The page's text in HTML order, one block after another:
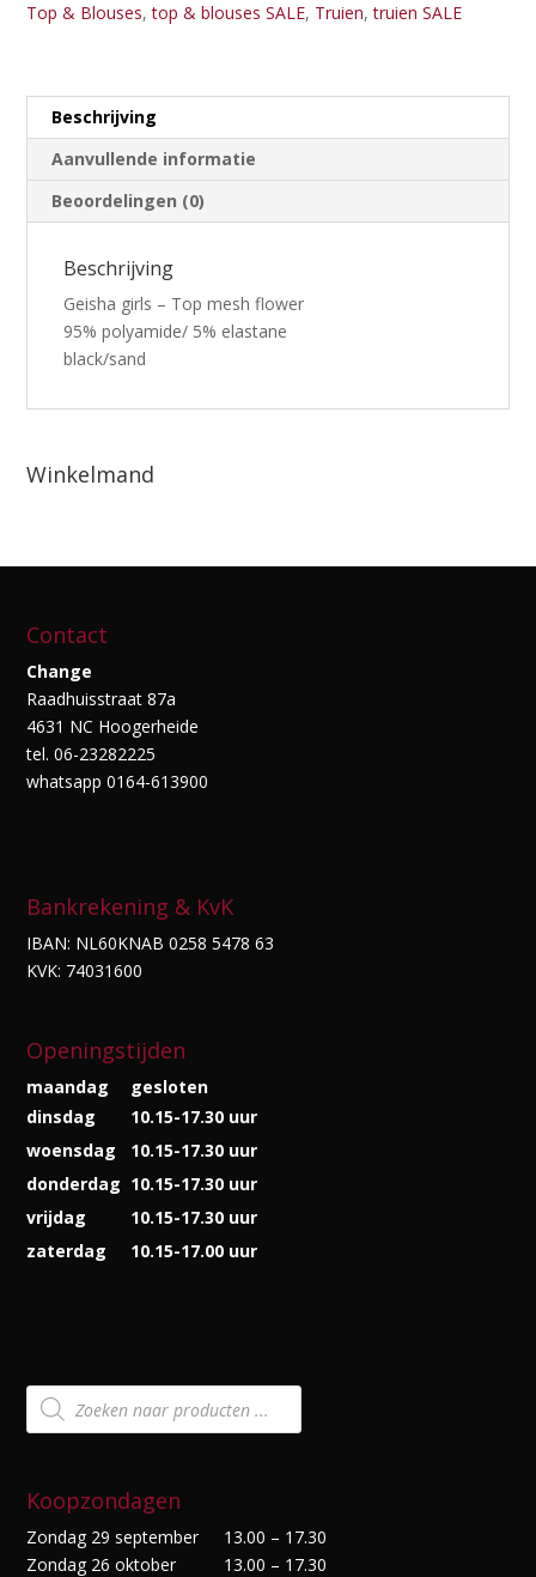
aantal
Top & Blouses,top & blouses SALE, Truien,truien SALE
Beschrijving
Aanvullende informatie
Beoordelingen (0)
Beschrijving
Geisha girls – Top mesh flower
95% polyamide/ 5% elastane
black/sand
Winkelmand
Contact
Change
Raadhuisstraat 87a
4631 NC Hoogerheide
tel. 06-23282225
whatsapp 0164-613900
Bankrekening & KvK
IBAN: NL60KNAB 0258 5478 63
KVK: 74031600
Openingstijden
maandag
gesloten
dinsdag
10.15-17.30 uur
woensdag
10.15-17.30 uur
donderdag 10.15-17.30 uur
vrijdag
10.15-17.30 uur
zaterdag
10.15-17.00 uur
Producten
zoeken
Koopzondagen
Zondag 29 september
13.00 – 17.30
Zondag 26 oktober
13.00 – 17.30